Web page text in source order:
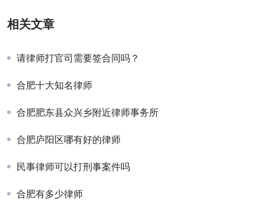
相关文章
请律师打官司需要签合同吗？
合肥十大知名律师
合肥肥东县众兴乡附近律师事务所
合肥庐阳区哪有好的律师
民事律师可以打刑事案件吗
合肥有多少律师